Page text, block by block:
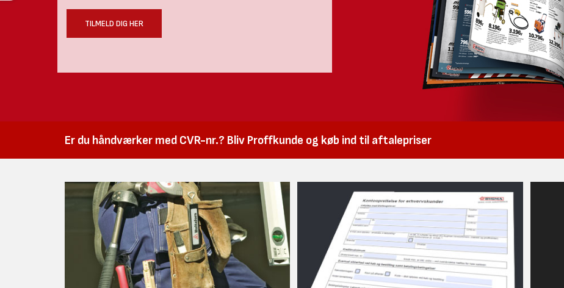
TILMELD DIG HER
Er du håndværker med CVR-nr.? Bliv Proffkunde og køb ind til aftalepriser